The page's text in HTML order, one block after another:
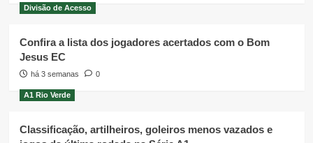
Divisão de Acesso
Confira a lista dos jogadores acertados com o Bom
Jesus EC
há 3 semanas 0
A1 Rio Verde
Classificação, artilheiros, goleiros menos vazados e